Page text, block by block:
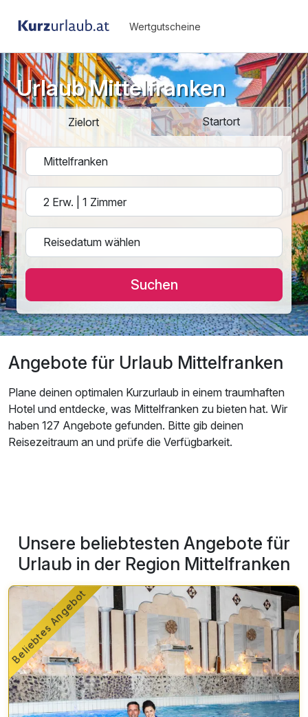
Wertgutscheine
Urlaub Mittelfranken
Zielort Startort
Suchen
Angebote für Urlaub Mittelfranken
Plane deinen optimalen Kurzurlaub in einem traumhaften
Hotel und entdecke, was Mittelfranken zu bieten hat. Wir
haben 127 Angebote gefunden. Bitte gib deinen
Reisezeitraum an und prüfe die Verfügbarkeit.
Unsere beliebtesten Angebote für
Urlaub in der Region Mittelfranken
Beliebtes Angebot